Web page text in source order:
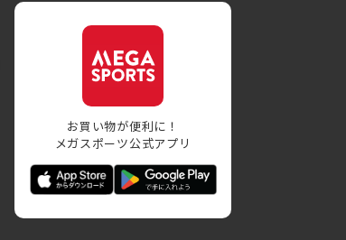
お買い物が便利に！
メガスポーツ公式アプリ